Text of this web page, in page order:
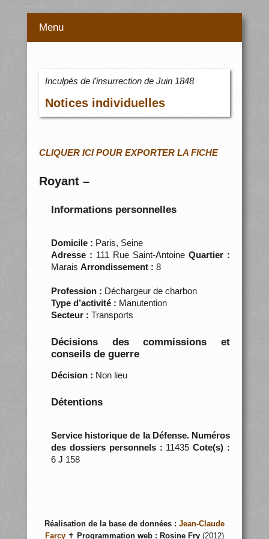
Menu
Inculpés de l’insurrection de Juin 1848
Notices individuelles
CLIQUER ICI POUR EXPORTER LA FICHE
Royant –
Informations personnelles
Domicile : Paris, Seine
Adresse : 111 Rue Saint-AntoineQuartier :
Marais Arrondissement : 8
Profession : Déchargeur de charbon
Type d’activité : Manutention
Secteur : Transports
Décisions des commissions et
conseils de guerre
Décision : Non lieu
Détentions
Service historique de la Défense. Numéros
des dossiers personnels : 11435Cote(s) :
6 J 158
Réalisation de la base de données : Jean-Claude
Farcy ✝ Programmation web : Rosine Fry (2012)